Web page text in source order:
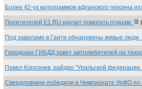
Более 42-ух килограммов афганского героина
Посетителей Е1.RU научат помогать птицам (
Под завалами в Гаити обнаружены живые люди
Городская ГИБДД зовет автолюбителей на
Павел Корпачев, райдер "Уральской
Свердловчане победили в Чемпионате УрФО